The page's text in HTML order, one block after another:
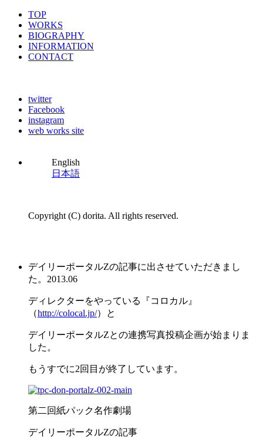
TOP
WORKS
BIOGRAPHY
INFORMATION
CONTACT
twitter
Facebook
instagram
web works site
English
日本語
Copyright (C) dorita. All rights reserved.
デイリーポータルZの記事に出させていただきまし
た。 2013.06
ディレクターをやっている『コロカル』
（http://colocal.jp/）と
デイリーポータルZとの連携写真投稿企画が始まりま
した。
もうすでに2回目が終了しています。
第二回紙パック名作劇場
デイリーポータルZの記事